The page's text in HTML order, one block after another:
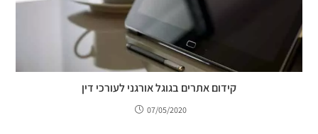
קידום אתרים בגוגל אורגני לעורכי דין
07/05/2020